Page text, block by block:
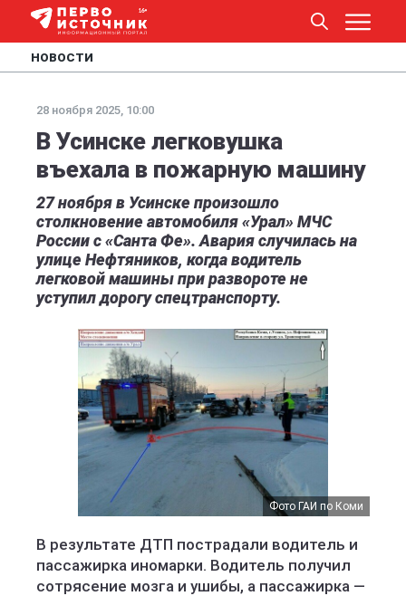
НОВОСТИ
28 ноября 2025, 10:00
В Усинске легковушка
въехала в пожарную машину
27 ноября в Усинске произошло
столкновение автомобиля «Урал» МЧС
России с «Санта Фе». Авария случилась на
улице Нефтяников, когда водитель
легковой машины при развороте не
уступил дорогу спецтранспорту.
Фото ГАИ по Коми
В результате ДТП пострадали водитель и
пассажирка иномарки. Водитель получил
сотрясение мозга и ушибы, а пассажирка —